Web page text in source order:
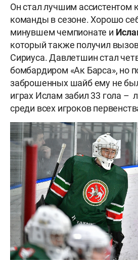
Он стал лучшим ассистентом
команды в сезоне. Хорошо
минувшем чемпионате и
который также получил
Сириуса. Давлетшин стал
бомбардиром «Ак Барса», но
заброшенных шайб ему не
играх Ислам забил 33 гола –
среди всех игроков